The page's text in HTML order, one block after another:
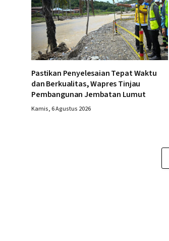
Pastikan Penyelesaian Tepat Waktu
dan Berkualitas, Wapres Tinjau
Pembangunan Jembatan Lumut
Kamis, 6 Agustus 2026